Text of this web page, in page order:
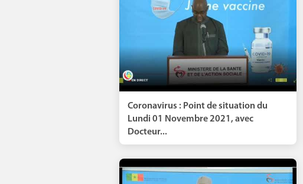
Coronavirus : Point de situation du
Lundi 01 Novembre 2021, avec
Docteur...